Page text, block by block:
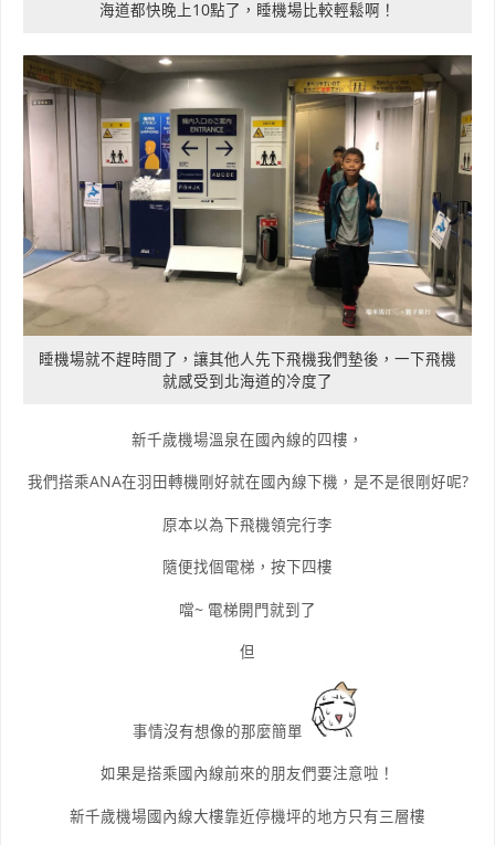
海道都快晚上10點了，睡機場比較輕鬆啊！
睡機場就不趕時間了，讓其他人先下飛機我們墊後，一下飛機
就感受到北海道的冷度了
新千歲機場溫泉在國內線的四樓，
我們搭乘ANA在羽田轉機剛好就在國內線下機，是不是很剛好呢?
原本以為下飛機領完行李
隨便找個電梯，按下四樓
噹~ 電梯開門就到了
但
事情沒有想像的那麼簡單
如果是搭乘國內線前來的朋友們要注意啦！
新千歲機場國內線大樓靠近停機坪的地方只有三層樓